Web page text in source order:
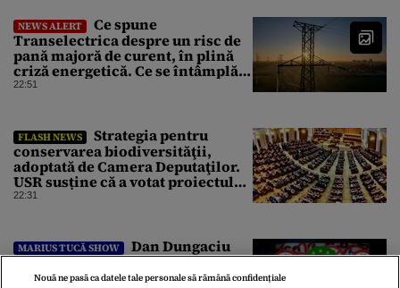
NEWS ALERT
Ce spune
Transelectrica despre un risc de
pană majoră de curent, în plină
criză energetică. Ce se întâmplă
cu Sistemul Electroenergetic
22:51
FLASH NEWS
Strategia pentru
conservarea biodiversităţii,
adoptată de Camera Deputaţilor.
USR susține că a votat proiectul
cu amendamentele PSD pentru a
22:31
MARIUS TUCĂ SHOW
Dan Dungaciu
critică Green Deal: Este eșecul
major al unui om care a luat 14%
Nouă ne pasă ca datele tale personale să rămână confidențiale